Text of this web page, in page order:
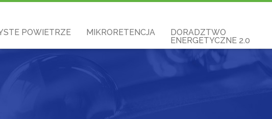
POWIETRZE MIKRORETENCJA
DORADZTWO
ENERGETYCZNE 2.0